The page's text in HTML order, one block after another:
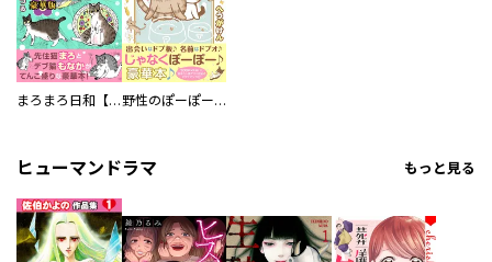
まろまろ日和【豪華版】 野性のぽーぽー【豪華版】
ヒューマンドラマ もっと見る